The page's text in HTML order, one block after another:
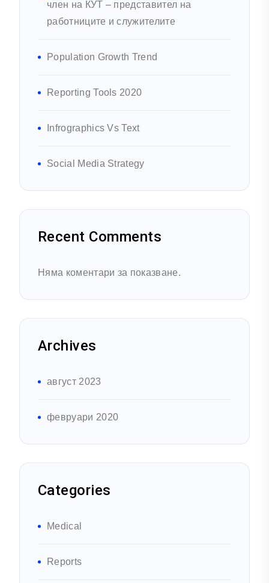
член на КУТ – представител на
работниците и служителите
Population Growth Trend
Reporting Tools 2020
Infrographics Vs Text
Social Media Strategy
Recent Comments
Няма коментари за показване.
Archives
август 2023
февруари 2020
Categories
Medical
Reports